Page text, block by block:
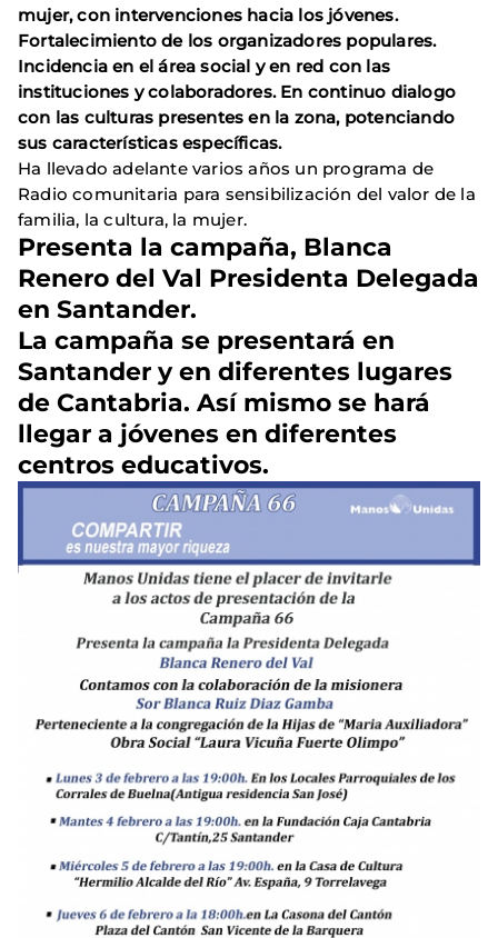
mujer, con intervenciones hacia los jóvenes.
Fortalecimiento de los organizadores populares.
Incidencia en el área social y en red con las
instituciones y colaboradores. En continuo dialogo
con las culturas presentes en la zona, potenciando
sus características específicas.
Ha llevado adelante varios años un programa de
Radio comunitaria para sensibilización del valor de la
familia, la cultura, la mujer.
Presenta la campaña, Blanca
Renero del Val Presidenta Delegada
en Santander.
La campaña se presentará en
Santander y en diferentes lugares
de Cantabria. Así mismo se hará
llegar a jóvenes en diferentes
centros educativos.